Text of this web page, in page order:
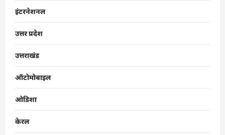
इंटरनेशनल
उत्तर प्रदेश
उत्तराखंड
ऑटोमोबाइल
ओडिशा
केरल